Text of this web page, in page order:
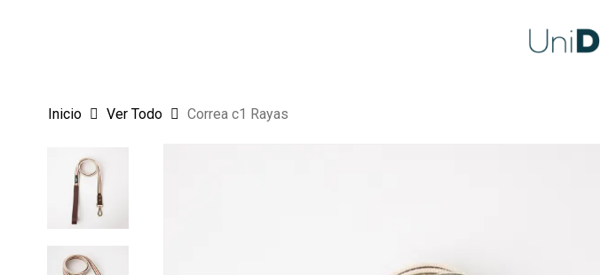
Hit enter to search or ESC to close
Inicio Ver Todo Correa c1 Rayas